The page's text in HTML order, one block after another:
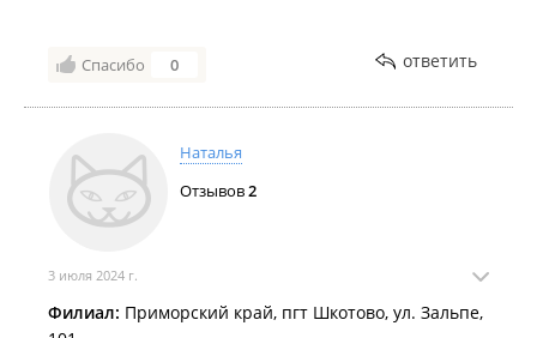
Спасибо 0 ответить
Наталья
Отзывов2
3 июля 2024 г.
Филиал: Приморский край, пгт Шкотово, ул. Зальпе,